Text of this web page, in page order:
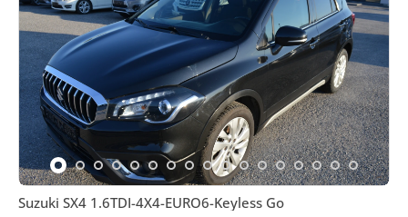
Suzuki SX4 1.6TDI-4X4-EURO6-Keyless Go